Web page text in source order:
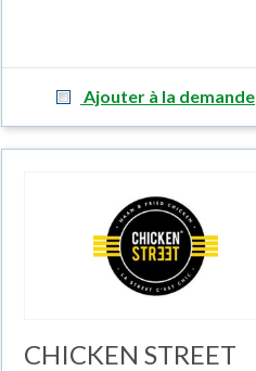
Ajouter à la demande
CHICKEN STREET